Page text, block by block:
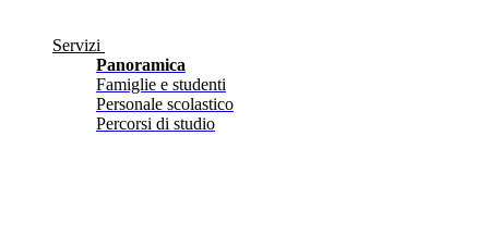
Servizi
Panoramica
Famiglie e studenti
Personale scolastico
Percorsi di studio